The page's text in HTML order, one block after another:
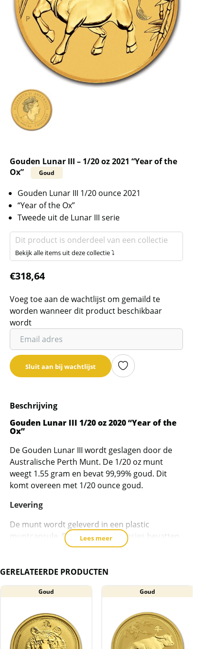
Gouden Lunar III – 1/20 oz 2021 “Year of the
Ox”
Goud
Gouden Lunar III 1/20 ounce 2021
“Year of the Ox”
Tweede uit de Lunar III serie
Dit product is onderdeel van een collectie
Bekijk alle items uit deze collectie ⤵
€318,64
Voeg toe aan de wachtlijst om gemaild te
worden wanneer dit product beschikbaar
wordt
Vul
je
email
adres
de
wachtlijst
voor
product
toe
te
Sluit aan bij wachtlijst
Beschrijving
Gouden Lunar III 1/20 oz 2020 “Year of the
Ox”
De Gouden Lunar III wordt geslagen door de
Australische Perth Munt. De 1/20 oz munt
weegt 1.55 gram en bevat 99,99% goud. Dit
komt overeen met 1/20 ounce goud.
Levering
De munt wordt geleverd in een plastic
muntcapsule. De capsule kan krasjes bevatten.
Gouden munten zijn vrijgesteld van btw.
Lees meer
GERELATEERDE PRODUCTEN
Goud Goud